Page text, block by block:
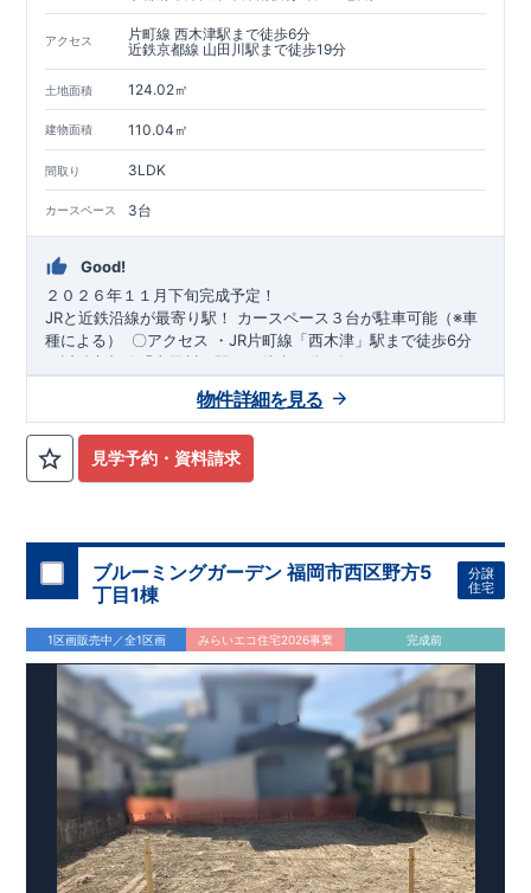
アクセス
片町線 西木津駅まで徒歩6分
近鉄京都線 山田川駅まで徒歩19分
土地面積 124.02㎡
建物面積 110.04㎡
間取り 3LDK
カースペース 3台
Good!
２０２６年１１月下旬完成予定！
​JRと近鉄沿線が最寄り駅！
​カースペース３台が駐車可能（※車
種による）
​〇アクセス
・JR片町線「西木津」駅まで徒歩6分 ​
・近鉄京都線「山田川」駅まで徒歩19分
​〇ロケーション
徒歩9分 ​・相楽保育園まで徒歩14分 ​・木津幼稚園まで徒歩14分
​・愛光こども園まで徒歩20分 ​・幼保連携型認定こども園木津さ
くらの森まで徒歩21分 ​ ​〇この物件のおすすめ
ザイン性に優れたワイド洗面台！ ​・ペニンシュラキッチンを採
手洗い洗面所もついてます！ ・リビングには、高級感やデザイ
ン性をプラスしたグラビオエッジの壁を採用！ ​​・食料品の備蓄
が行え家事動線がスムーズなパントリー。 ​・土間収納には、ア
ウトドアグッズ等様々な物を収納する事が出来ます！ ​・格子間
仕切は圧迫感や部屋の一体感を損なう事無く、お部屋を仕切る
事が出来ます！ ​・２階のウォークインクローゼットには、衣類
等たっぷり収納が行えます！​ ​お気軽にご連絡ください！ ​
（株）東栄住宅 京都営業所 ​TEL:075-394-5350
​定休
日：火・水・年末年始など
https://www.e-blooming.com/bukken/84975048/
見学予約・資料請求
物件詳細を見る
ブルーミングガーデン 福岡市西区野方5
丁目1棟
分譲
住宅
1区画販売中／全1区画 みらいエコ住宅2026事業 完成前